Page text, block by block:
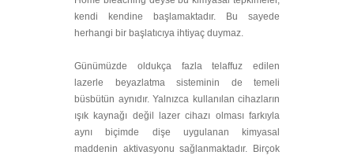
kendi kendine başlamaktadır. Bu sayede
herhangi bir başlatıcıya ihtiyaç duymaz.
Günümüzde oldukça fazla telaffuz edilen
lazerle beyazlatma sisteminin de temeli
büsbütün aynıdır. Yalnızca kullanılan cihazların
ışık kaynağı değil lazer cihazı olması farkıyla
aynı biçimde dişe uygulanan kimyasal
maddenin aktivasyonu sağlanmaktadır. Birçok